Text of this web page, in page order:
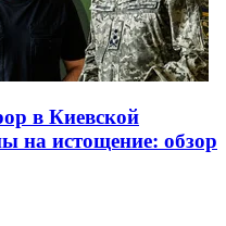
в Киевской
на истощение: обзор